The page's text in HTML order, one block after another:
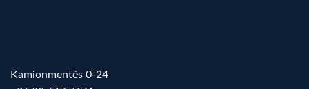
Kamionmentés 0-24